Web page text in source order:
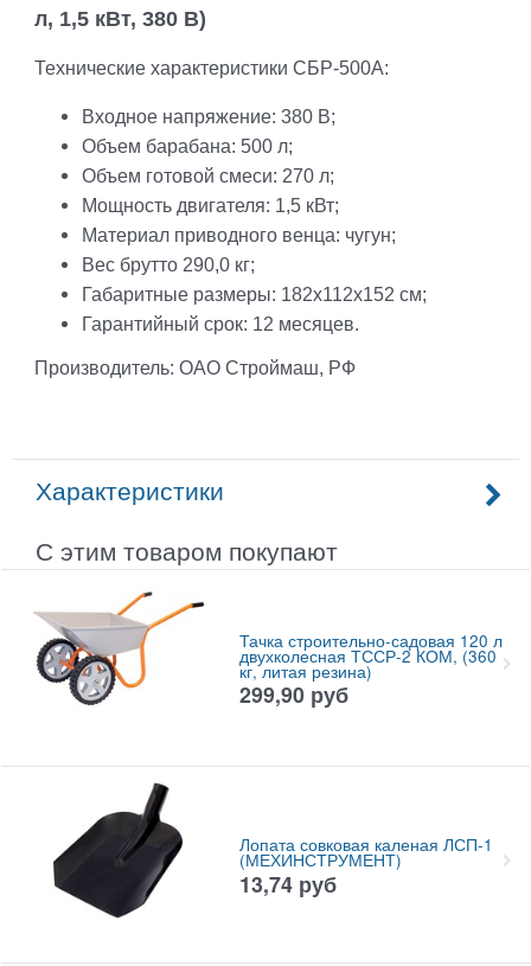
л, 1,5 кВт, 380 В)
Технические характеристики СБР-500А:
Входное напряжение: 380 В;
Объем барабана: 500 л;
Объем готовой смеси: 270 л;
Мощность двигателя: 1,5 кВт;
Материал приводного венца: чугун;
Вес брутто 290,0 кг;
Габаритные размеры: 182х112х152 см;
Гарантийный срок: 12 месяцев.
Производитель: ОАО Строймаш, РФ
Характеристики
С этим товаром покупают
Тачка строительно-садовая 120 л
двухколесная ТССР-2 КОМ, (360
кг, литая резина)
299,90 руб
Лопата совковая каленая ЛСП-1
(МЕХИНСТРУМЕНТ)
13,74 руб